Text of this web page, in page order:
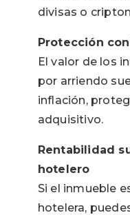
divisas o
Protección
El valor de los
por arriendo
inflación,
adquisitivo.
Rentabilidad
hotelero
Si el inmueble
hotelera,